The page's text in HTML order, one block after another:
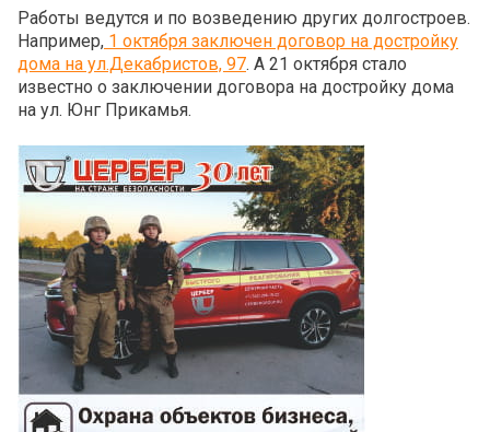
Работы ведутся и по возведению других долгостроев.
Например, 1 октября заключен договор на достройку
дома на ул.Декабристов, 97. А 21 октября стало
известно о заключении договора на достройку дома
на ул. Юнг Прикамья.